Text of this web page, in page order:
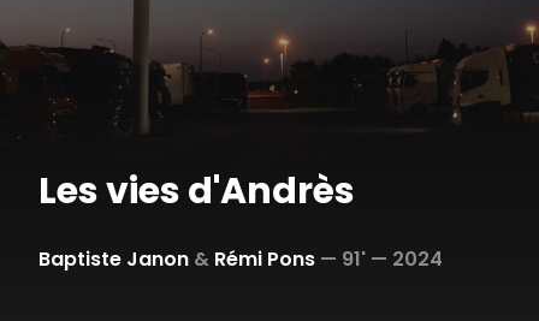
Les vies d'Andrès
Baptiste Janon & Rémi Pons — 91' — 2024